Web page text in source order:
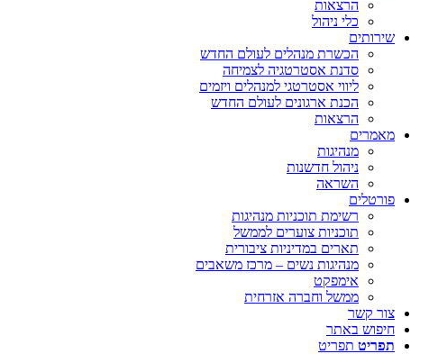
הרצאות
כלי ניהול
שירותים
הכשרת מנהלים לעולם החדש
סדנת אסטרטגיה לצמיחה
ליווי אסטרטגי למנהלים ויזמים
הכנת ארגונים לעולם החדש
הרצאות
מאמרים
מנהיגות
ניהול חדשנות
השראה
פורטלים
רשימת תוכניות מנהיגות
תוכניות צוערים לממשל
תארים במדיניות ציבורית
מנהיגות נשים – מרכז משאבים
אימפקט
ממשל וחברה אזרחית
צור קשר
חיפוש באתר
תפריט תפריט